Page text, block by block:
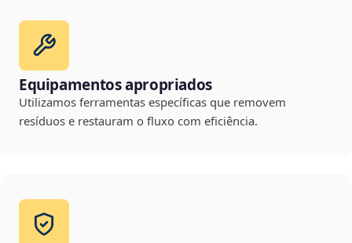
Equipamentos apropriados
Utilizamos ferramentas específicas que removem
resíduos e restauram o fluxo com eficiência.